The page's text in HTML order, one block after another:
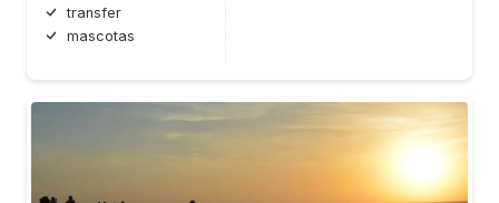
transfer
mascotas